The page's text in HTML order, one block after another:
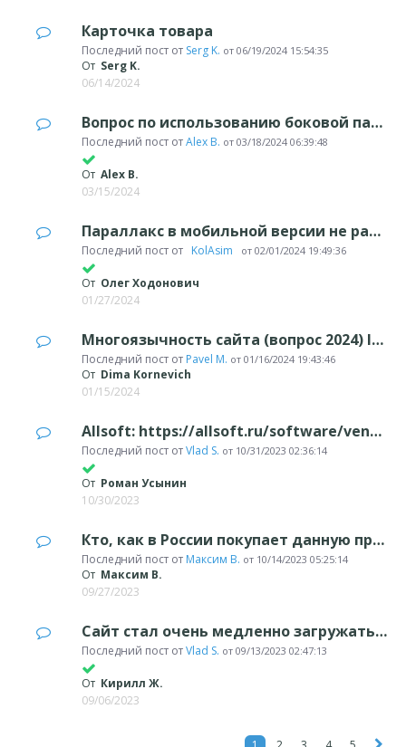
Карточка товара
Последний пост от Serg K. от 06/19/2024 15:54:35
От Serg K.
06/14/2024
Вопрос по использованию боковой панели
Последний пост отAlex B. от 03/18/2024 06:39:48
От Alex B.
03/15/2024
Параллакс в мобильной версии не работает
Последний пост от ‪ KolAsim ‪ ‪ от 02/01/2024 19:49:36
От Олег Ходонович
01/27/2024
Многоязычность сайта (вопрос 2024) language site
Последний пост от Pavel M. от 01/16/2024 19:43:46
От Dima Kornevich
01/15/2024
Allsoft: https://allsoft.ru/software/vendors/incomedia/
Последний пост отVlad S. от 10/31/2023 02:36:14
От Роман Усынин
10/30/2023
Кто, как в России покупает данную программу?
Последний пост от Максим B. от 10/14/2023 05:25:14
От Максим B.
09/27/2023
Сайт стал очень медленно загружаться
Последний пост отVlad S. от 09/13/2023 02:47:13
От Кирилл Ж.
09/06/2023